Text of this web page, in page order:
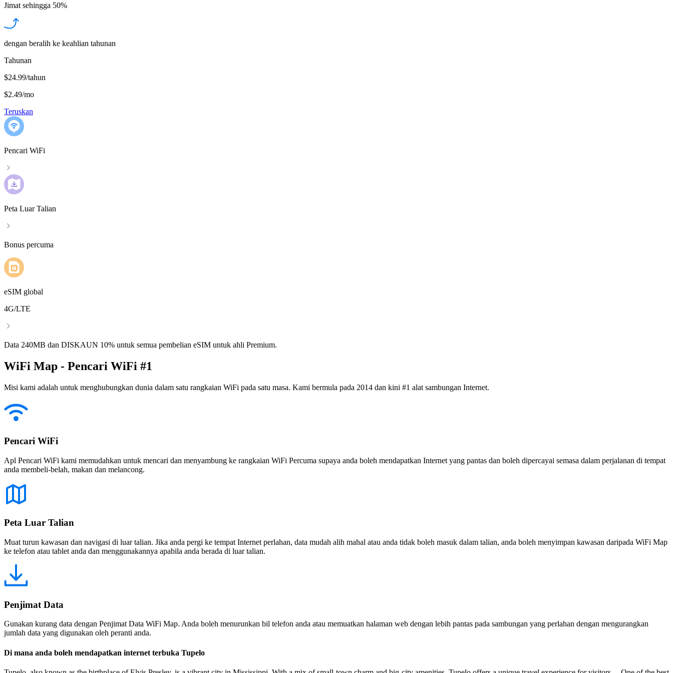
Jimat sehingga 50%
dengan beralih ke keahlian tahunan
Tahunan
$24.99/tahun
$2.49/mo
Teruskan
Pencari WiFi
Peta Luar Talian
Bonus percuma
eSIM global
4G/LTE
Data 240MB dan DISKAUN 10% untuk semua pembelian eSIM untuk ahli Premium.
WiFi Map - Pencari WiFi #1
Misi kami adalah untuk menghubungkan dunia dalam satu rangkaian WiFi pada satu masa. Kami bermula pada 2014 dan kini #1 alat sambungan Internet.
Pencari WiFi
Apl Pencari WiFi kami memudahkan untuk mencari dan menyambung ke rangkaian WiFi Percuma supaya anda boleh mendapatkan Internet yang pantas dan boleh dipercayai semasa dalam perjalanan di tempat
anda membeli-belah, makan dan melancong.
Peta Luar Talian
Muat turun kawasan dan navigasi di luar talian. Jika anda pergi ke tempat Internet perlahan, data mudah alih mahal atau anda tidak boleh masuk dalam talian, anda boleh menyimpan kawasan daripada WiFi Map
ke telefon atau tablet anda dan menggunakannya apabila anda berada di luar talian.
Penjimat Data
Gunakan kurang data dengan Penjimat Data WiFi Map. Anda boleh menurunkan bil telefon anda atau memuatkan halaman web dengan lebih pantas pada sambungan yang perlahan dengan mengurangkan
jumlah data yang digunakan oleh peranti anda.
Di mana anda boleh mendapatkan internet terbuka Tupelo